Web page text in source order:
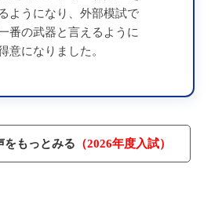
ようになり、外部模試で
番の武器と言えるように
意になりました。
をもっとみる （2026年度入試）